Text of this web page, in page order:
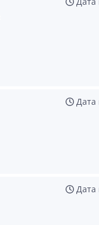
Дата
Дата